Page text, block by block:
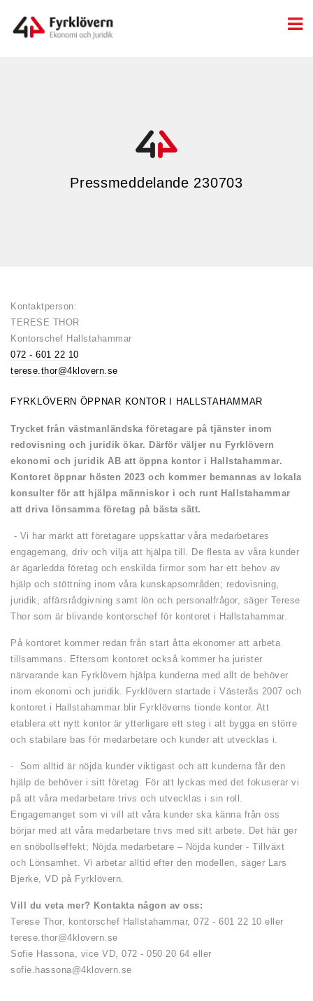
Pressmeddelande 230703
Kontaktperson:
TERESE THOR
Kontorschef Hallstahammar
072 - 601 22 10
terese.thor@4klovern.se
FYRKLÖVERN ÖPPNAR KONTOR I HALLSTAHAMMAR
Trycket från västmanländska företagare på tjänster inom
redovisning och juridik ökar. Därför väljer nu Fyrklövern
ekonomi och juridik AB att öppna kontor i Hallstahammar.
Kontoret öppnar hösten 2023 och kommer bemannas av lokala
konsulter för att hjälpa människor i och runt Hallstahammar
att driva lönsamma företag på bästa sätt.
- Vi har märkt att företagare uppskattar våra medarbetares
engagemang, driv och vilja att hjälpa till. De flesta av våra kunder
är ägarledda företag och enskilda firmor som har ett behov av
hjälp och stöttning inom våra kunskapsområden; redovisning,
juridik, affärsrådgivning samt lön och personalfrågor, säger Terese
Thor som är blivande kontorschef för kontoret i Hallstahammar.
På kontoret kommer redan från start åtta ekonomer att arbeta
tillsammans. Eftersom kontoret också kommer ha jurister
närvarande kan Fyrklövern hjälpa kunderna med allt de behöver
inom ekonomi och juridik. Fyrklövern startade i Västerås 2007 och
kontoret i Hallstahammar blir Fyrklöverns tionde kontor. Att
etablera ett nytt kontor är ytterligare ett steg i att bygga en större
och stabilare bas för medarbetare och kunder att utvecklas i.
- Som alltid är nöjda kunder viktigast och att kunderna får den
hjälp de behöver i sitt företag. För att lyckas med det fokuserar vi
på att våra medarbetare trivs och utvecklas i sin roll.
Engagemanget som vi vill att våra kunder ska känna från oss
börjar med att våra medarbetare trivs med sitt arbete. Det här ger
en snöbollseffekt; Nöjda medarbetare – Nöjda kunder - Tillväxt
och Lönsamhet. Vi arbetar alltid efter den modellen, säger Lars
Bjerke, VD på Fyrklövern.
Vill du veta mer? Kontakta någon av oss:
Terese Thor, kontorschef Hallstahammar, 072 - 601 22 10 eller
terese.thor@4klovern.se
Sofie Hassona, vice VD, 072 - 050 20 64 eller
sofie.hassona@4klovern.se